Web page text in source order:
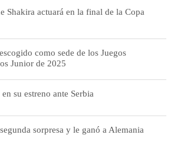
Shakira actuará en la final de la Copa
como sede de los Juegos
Junior de 2025
su estreno ante Serbia
sorpresa y le ganó a Alemania